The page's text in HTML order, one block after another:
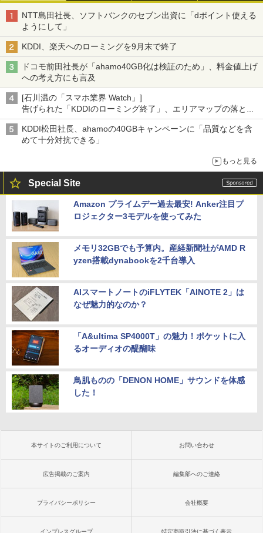
NTT島田社長、ソフトバンクのセブン出資に「dポイント使える
ようにして」
KDDI、楽天へのローミングを9月末で終了
ドコモ前田社長が「ahamo40GB化は検証のため」、料金値上げ
への考え方にも言及
[石川温の「スマホ業界 Watch」]
告げられた「KDDIのローミング終了」、エリアマップの落とし
穴と楽天モバイルの課題
KDDI松田社長、ahamoの40GBキャンペーンに「品質などを含
めて十分対抗できる」
もっと見る
Special Site
Amazon プライムデー過去最安! Anker注目プ
ロジェクター3モデルを使ってみた
メモリ32GBでも予算内。産経新聞社がAMD R
yzen搭載dynabookを2千台導入
AIスマートノートのiFLYTEK「AINOTE 2」は
なぜ魅力的なのか？
「A&ultima SP4000T」の魅力！ポケットに入
るオーディオの醍醐味
鳥肌ものの「DENON HOME」サウンドを体感
した！
本サイトのご利用について お問い合わせ
広告掲載のご案内 編集部へのご連絡
プライバシーポリシー 会社概要
インプレスグループ 特定商取引法に基づく表示